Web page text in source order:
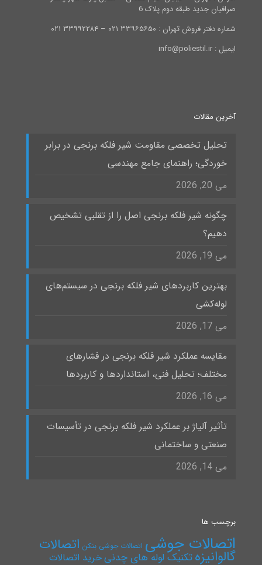
صرافیان جدید طبقه دوم پلاک 6
شماره دفتر فروش تهران : ۳۳۹۶۵۶۵۰ ۰۲۱ – ۳۳۹۹۲۲۸۴ ۰۲۱
ایمیل : info@poliestil.ir
آخرین مقالات
تحلیل تخصصی مقاومت شیر فلکه برنجی در برابر
خوردگی؛ راهنمای جامع مهندسی
می 20, 2026
چگونه شیر فلکه برنجی اصل را از تقلبی تشخیص
دهیم؟
می 19, 2026
بهترین کاربردهای شیر فلکه برنجی در سیستم‌های
لوله‌کشی
می 17, 2026
مقایسه عملکرد شیر فلکه برنجی در فشارهای
مختلف؛ تحلیل فنی، استانداردها و کاربردها
می 16, 2026
تأثیر آلیاژ بر عملکرد شیر فلکه برنجی در تأسیسات
صنعتی و ساختمانی
می 14, 2026
برچسب ها
اتصالات جوشی اتصالات جوشی بنکن اتصالات
گالوانیزهتکنیک لوله های چدنیخرید اتصالات